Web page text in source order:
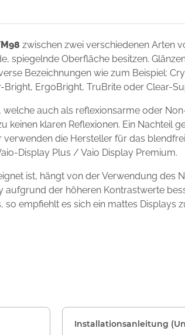
zwischen zwei verschiedenen Arten
spiegelnde Oberfläche besitzen.
Bezeichnungen wie zum Beispiel:
ErgoBright, TruBrite oder Clear-
auch als reflexionsarme oder
klaren Reflexionen. Ein Nachteil
die Hersteller für das
Display Plus / Vaio Display Premium.
ist, hängt von der Verwendung des
der höheren Kontrastwerte
empfiehlt es sich ein mattes
Installationsanleitung